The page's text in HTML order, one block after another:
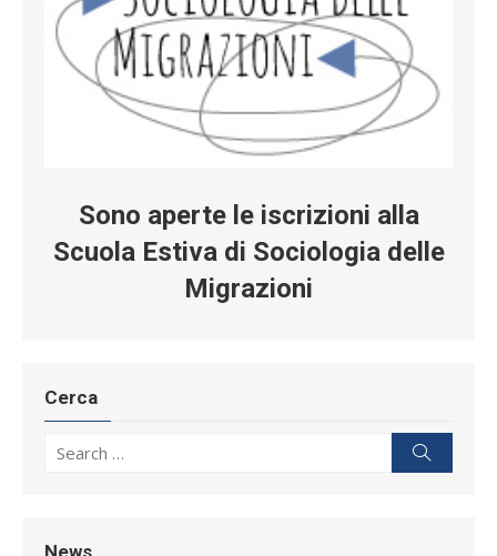
Sono aperte le iscrizioni alla
Scuola Estiva di Sociologia delle
Migrazioni
Cerca
News